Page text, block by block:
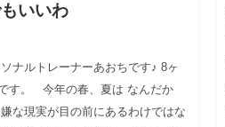
いいわ
ナルトレーナーあおちです♪ 8ヶ
す。 今年の春、夏は なんだか
な現実が目の前にあるわけではな